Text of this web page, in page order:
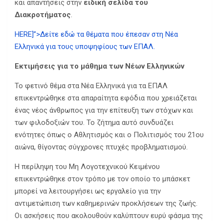
και απαντήσεις στην ειδική σελίδα του
Διακροτήματος.
HERE]”>Δείτε εδώ τα θέματα που έπεσαν στη Νέα
Ελληνικά για τους υποψηφίους των ΕΠΑΛ.
Εκτιμήσεις για το μάθημα των Νέων Ελληνικών
Το φετινό θέμα στα Νέα Ελληνικά για τα ΕΠΑΛ
επικεντρώθηκε στα απαραίτητα εφόδια που χρειάζεται
ένας νέος άνθρωπος για την επίτευξη των στόχων και
των φιλοδοξιών του. Το ζήτημα αυτό συνδυάζει
ενότητες όπως ο Αθλητισμός και ο Πολιτισμός του 21ου
αιώνα, θίγοντας σύγχρονες πτυχές προβληματισμού.
Η περίληψη του Μη Λογοτεχνικού Κειμένου
επικεντρώθηκε στον τρόπο με τον οποίο το μπάσκετ
μπορεί να λειτουργήσει ως εργαλείο για την
αντιμετώπιση των καθημερινών προκλήσεων της ζωής.
Οι ασκήσεις που ακολουθούν καλύπτουν ευρύ φάσμα της